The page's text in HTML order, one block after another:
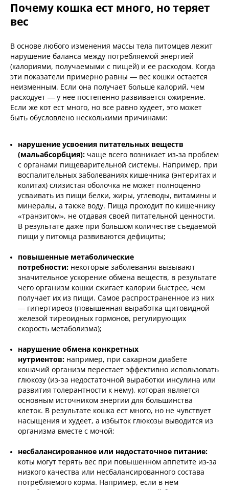
Почему кошка ест много, но теряет
вес
В основе любого изменения массы тела питомцев лежит
нарушение баланса между потребляемой энергией
(калориями, получаемыми с пищей) и ее расходом. Когда
эти показатели примерно равны — вес кошки остается
неизменным. Если она получает больше калорий, чем
расходует — у нее постепенно развивается ожирение.
Если же кот ест много, но все равно худеет, это может
быть обусловлено несколькими причинами:
нарушение усвоения питательных веществ
(мальабсорбция): чаще всего возникает из-за проблем
с органами пищеварительной системы. Например, при
воспалительных заболеваниях кишечника (энтеритах и
колитах) слизистая оболочка не может полноценно
усваивать из пищи белки, жиры, углеводы, витамины и
минералы, а также воду. Пища проходит по кишечнику
«транзитом», не отдавая своей питательной ценности.
В результате даже при большом количестве съедаемой
пищи у питомца развиваются дефициты;
повышенные метаболические
потребности: некоторые заболевания вызывают
значительное ускорение обмена веществ, в результате
чего организм кошки сжигает калории быстрее, чем
получает их из пищи. Самое распространенное из них
— гипертиреоз (повышенная выработка щитовидной
железой тиреоидных гормонов, регулирующих
скорость метаболизма);
нарушение обмена конкретных
нутриентов: например, при сахарном диабете
кошачий организм перестает эффективно использовать
глюкозу (из-за недостаточной выработки инсулина или
развития толерантности к нему), которая является
основным источником энергии для большинства
клеток. В результате кошка ест много, но не чувствует
насыщения и худеет, а избыток глюкозы выводится из
организма вместе с мочой;
несбалансированное или недостаточное питание:
коты могут терять вес при повышенном аппетите из-за
низкого качества или несбалансированного состава
потребляемого корма. Например, если в нем